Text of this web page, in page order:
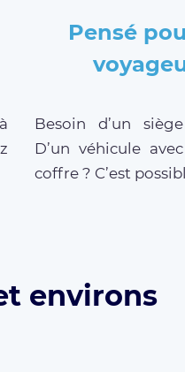
Pensé
Besoin d’un
D’un véhicule
coffre ? C’est
environs